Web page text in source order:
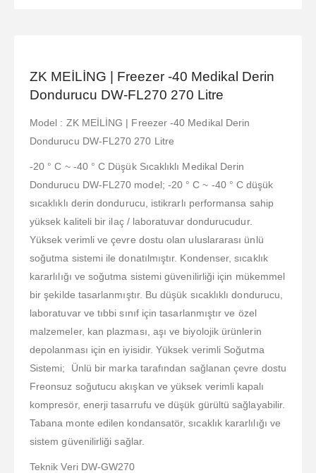
ZK MEİLİNG | Freezer -40 Medikal Derin
Dondurucu DW-FL270 270 Litre
Model : ZK MEİLİNG | Freezer -40 Medikal Derin
Dondurucu DW-FL270 270 Litre
-20 ° C ~ -40 ° C Düşük Sıcaklıklı Medikal Derin
Dondurucu DW-FL270 model; -20 ° C ~ -40 ° C düşük
sıcaklıklı derin dondurucu, istikrarlı performansa sahip
yüksek kaliteli bir ilaç / laboratuvar dondurucudur.
Yüksek verimli ve çevre dostu olan uluslararası ünlü
soğutma sistemi ile donatılmıştır. Kondenser, sıcaklık
kararlılığı ve soğutma sistemi güvenilirliği için mükemmel
bir şekilde tasarlanmıştır. Bu düşük sıcaklıklı dondurucu,
laboratuvar ve tıbbi sınıf için tasarlanmıştır ve özel
malzemeler, kan plazması, aşı ve biyolojik ürünlerin
depolanması için en iyisidir. Yüksek verimli Soğutma
Sistemi; Ünlü bir marka tarafından sağlanan çevre dostu
Freonsuz soğutucu akışkan ve yüksek verimli kapalı
kompresör, enerji tasarrufu ve düşük gürültü sağlayabilir.
Tabana monte edilen kondansatör, sıcaklık kararlılığı ve
sistem güvenilirliği sağlar.
Teknik Veri DW-GW270